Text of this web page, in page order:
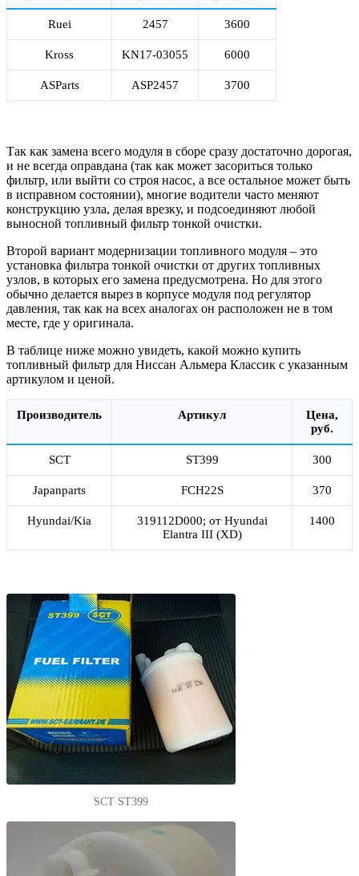
Ruei 2457 3600
Kross KN17-03055 6000
ASParts ASP2457 3700
Так как замена всего модуля в сборе сразу достаточно дорогая,
и не всегда оправдана (так как может засориться только
фильтр, или выйти со строя насос, а все остальное может быть
в исправном состоянии), многие водители часто меняют
конструкцию узла, делая врезку, и подсоединяют любой
выносной топливный фильтр тонкой очистки.
Второй вариант модернизации топливного модуля – это
установка фильтра тонкой очистки от других топливных
узлов, в которых его замена предусмотрена. Но для этого
обычно делается вырез в корпусе модуля под регулятор
давления, так как на всех аналогах он расположен не в том
месте, где у оригинала.
В таблице ниже можно увидеть, какой можно купить
топливный фильтр для Ниссан Альмера Классик с указанным
артикулом и ценой.
Производитель Артикул
Цена,
руб.
SCT ST399 300
Japanparts FCH22S 370
Hyundai/Kia
319112D000; от Hyundai
Elantra III (XD)
1400
SCT ST399